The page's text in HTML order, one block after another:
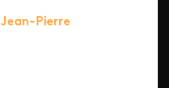
Jean-Pierre